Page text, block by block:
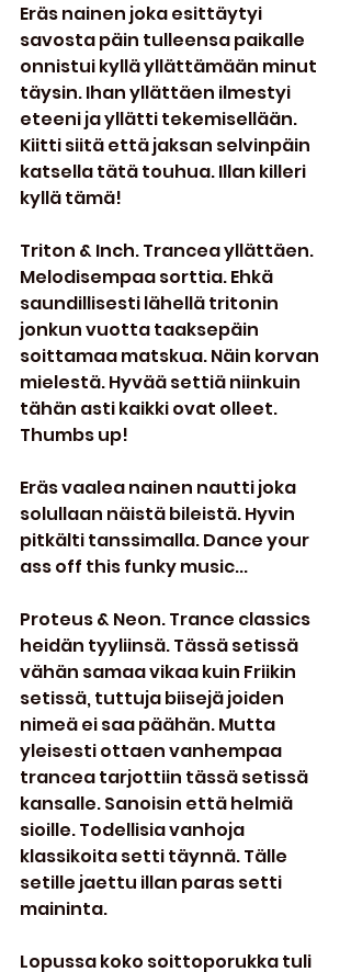
Eräs nainen joka esittäytyi
savosta päin tulleensa paikalle
onnistui kyllä yllättämään minut
täysin. Ihan yllättäen ilmestyi
eteeni ja yllätti tekemisellään.
Kiitti siitä että jaksan selvinpäin
katsella tätä touhua. Illan killeri
kyllä tämä!
Triton & Inch. Trancea yllättäen.
Melodisempaa sorttia. Ehkä
saundillisesti lähellä tritonin
jonkun vuotta taaksepäin
soittamaa matskua. Näin korvan
mielestä. Hyvää settiä niinkuin
tähän asti kaikki ovat olleet.
Thumbs up!
Eräs vaalea nainen nautti joka
solullaan näistä bileistä. Hyvin
pitkälti tanssimalla. Dance your
ass off this funky music...
Proteus & Neon. Trance classics
heidän tyyliinsä. Tässä setissä
vähän samaa vikaa kuin Friikin
setissä, tuttuja biisejä joiden
nimeä ei saa päähän. Mutta
yleisesti ottaen vanhempaa
trancea tarjottiin tässä setissä
kansalle. Sanoisin että helmiä
sioille. Todellisia vanhoja
klassikoita setti täynnä. Tälle
setille jaettu illan paras setti
maininta.
Lopussa koko soittoporukka tuli